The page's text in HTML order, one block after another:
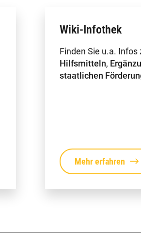
Wiki-Infothek
Finden Sie u.a.
Hilfsmitteln,
staatlichen
Mehr erfahren